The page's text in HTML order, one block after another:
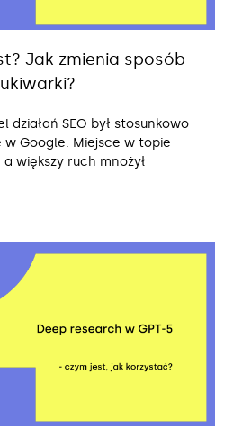
Jak zmienia sposób
działań SEO był stosunkowo
Google. Miejsce w topie
większy ruch mnożył